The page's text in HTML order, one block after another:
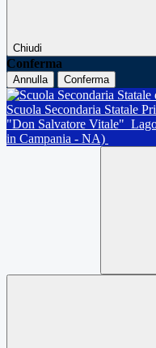
Chiudi
Conferma
Annulla Conferma
Scuola Secondaria Statale
"Don Salvatore Vitale"
in Campania - NA)